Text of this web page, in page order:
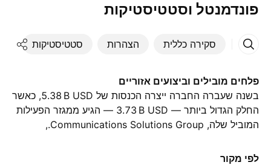
פונדמנטל וסטטיסטיקות
סקירה כללית הצהרות סטטיסטיקות
פלחים מובילים וביצועים אזוריים
בשנה שעברה החברה ייצרה הכנסות של ‪5.38 B‬ USD, כאשר
החלק הגדול ביותר — ‪3.73 B‬ USD — הגיע ממגזר הפעילות
המוביל שלה, Communications Solutions Group.,
לפי מקור